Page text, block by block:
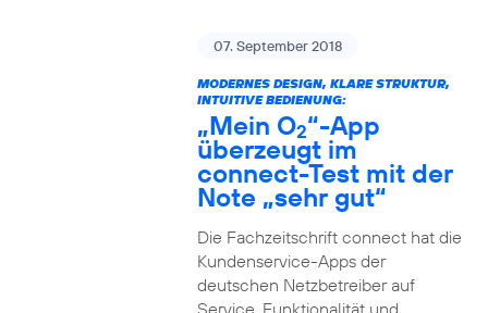
07. September 2018
MODERNES DESIGN, KLARE STRUKTUR,
INTUITIVE BEDIENUNG:
„Mein O2“-App
überzeugt im
connect-Test mit der
Note „sehr gut“
Die Fachzeitschrift connect hat die
Kundenservice-Apps der
deutschen Netzbetreiber auf
Service, Funktionalität und